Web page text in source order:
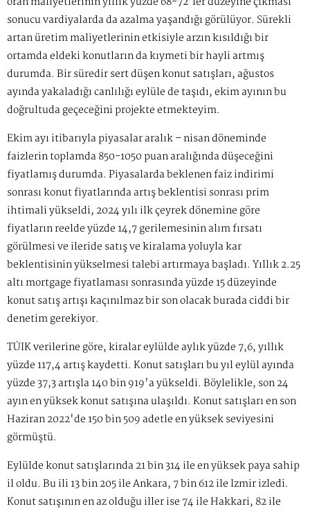
sonucu vardiyalarda da azalma yaşandığı görülüyor. Sürekli
artan üretim maliyetlerinin etkisiyle arzın kısıldığı bir
ortamda eldeki konutların da kıymeti bir hayli artmış
durumda. Bir süredir sert düşen konut satışları, ağustos
ayında yakaladığı canlılığı eylüle de taşıdı, ekim ayının bu
doğrultuda geçeceğini projekte etmekteyim.
Ekim ayı itibarıyla piyasalar aralık – nisan döneminde
faizlerin toplamda 850-1050 puan aralığında düşeceğini
fiyatlamış durumda. Piyasalarda beklenen faiz indirimi
sonrası konut fiyatlarında artış beklentisi sonrası prim
ihtimali yükseldi, 2024 yılı ilk çeyrek dönemine göre
fiyatların reelde yüzde 14,7 gerilemesinin alım fırsatı
görülmesi ve ileride satış ve kiralama yoluyla kar
beklentisinin yükselmesi talebi artırmaya başladı. Yıllık 2.25
altı mortgage fiyatlaması sonrasında yüzde 15 düzeyinde
konut satış artışı kaçınılmaz bir son olacak burada ciddi bir
denetim gerekiyor.
TÜİK verilerine göre, kiralar eylülde aylık yüzde 7,6, yıllık
yüzde 117,4 artış kaydetti. Konut satışları bu yıl eylül ayında
yüzde 37,3 artışla 140 bin 919'a yükseldi. Böylelikle, son 24
ayın en yüksek konut satışına ulaşıldı. Konut satışları en son
Haziran 2022'de 150 bin 509 adetle en yüksek seviyesini
görmüştü.
Eylülde konut satışlarında 21 bin 314 ile en yüksek paya sahip
il oldu. Bu ili 13 bin 205 ile Ankara, 7 bin 612 ile İzmir izledi.
Konut satışının en az olduğu iller ise 74 ile Hakkari, 82 ile